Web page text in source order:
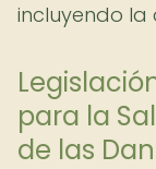
incluyendo
para la
de las